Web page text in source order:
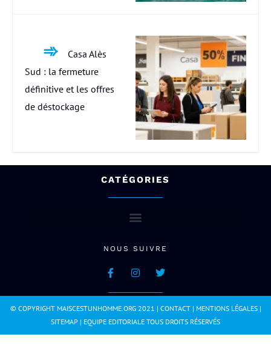
Casa Alès
Sud : la fermeture
définitive et les offres
de déstockage
CATÉGORIES
NOUS SUIVRE
© COPYRIGHT MAISCESTUNHOMME.ORG 2021 | CONTACT| MENTIONS LÉGALES|
SITEMAP | EQUIPE EDITORIALE TOUS DROITS RÉSERVÉS